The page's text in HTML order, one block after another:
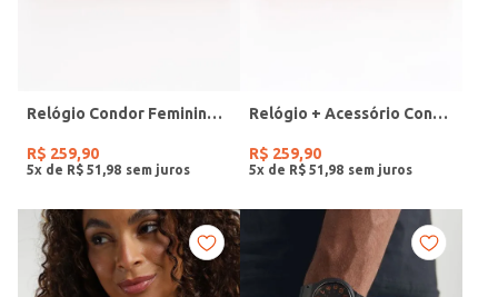
Relógio Condor Feminino DOURADO
R$ 259,90
5x de R$ 51 98
Relógio + Acessório Condor Feminino PRATA
R$ 259,90
5x de R$ 51 98